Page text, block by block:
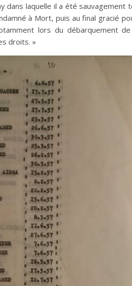
dans laquelle il a été sauvagement
à Mort, puis au final gracié
lors du débarquement
droits. »